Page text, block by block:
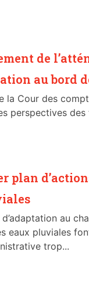
de
au bord
la Cour des
perspectives des
plan
au
eaux pluviales
trop...